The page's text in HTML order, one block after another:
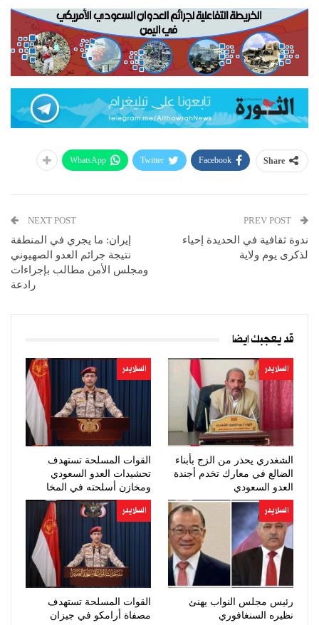
Share
Facebook
Twitter
WhatsApp
ندوة ثقافية في الحديدة إحياء
لذكرى يوم ولاية
NEXT POST
إيران: ما يجري في المنطقة
نتيجة جرائم العدو الصهيوني
ومجلس الأمن مطالب بإجراءات
رادعة
قد يعجبك ايضا
السلايدر
الشغدري يحذر من الزج بأبناء
الضالع في معارك تخدم أجندة
العدو السعودي
السلايدر
القوات المسلحة تستهدف
تحشيدات العدو السعودي
ومخازن أسلحته في المخا
السلايدر
رئيس مجلس النواب يهنئ
نظيره السنغافوري
السلايدر
القوات المسلحة تستهدف
مصفاة أرامكو في جيزان